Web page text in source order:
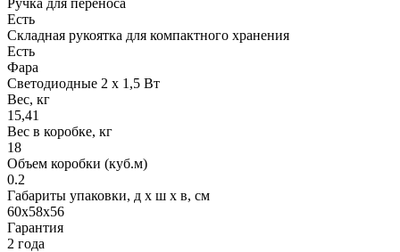
Есть
Складная рукоятка для компактного хранения
Есть
Фара
Светодиодные 2 х 1,5 Вт
Вес, кг
15,41
Вес в коробке, кг
18
Объем коробки (куб.м)
0.2
Габариты упаковки, д х ш х в, см
60х58х56
Гарантия
2 года